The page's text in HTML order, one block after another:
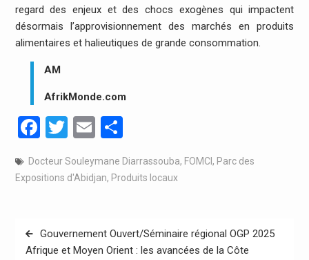
regard des enjeux et des chocs exogènes qui impactent
désormais l’approvisionnement des marchés en produits
alimentaires et halieutiques de grande consommation.
AM
AfrikMonde.com
Facebook
Twitter
EmailPartager
Docteur Souleymane Diarrassouba, FOMCI , Parc des
Expositions d'Abidjan, Produits locaux
Navigation
de
Gouvernement Ouvert/Séminaire régional OGP 2025
Afrique et Moyen Orient : les avancées de la Côte